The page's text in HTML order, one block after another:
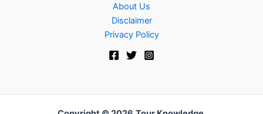
About Us
Disclaimer
Privacy Policy